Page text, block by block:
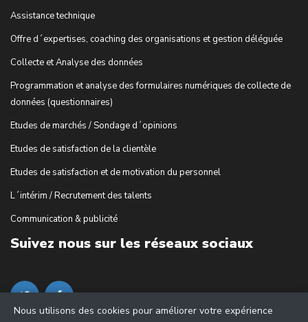
Assistance technique
Offre d´expertises, coaching des organisations et gestion déléguée
Collecte et Analyse des données
Programmation et analyse des formulaires numériques de collecte de
données (questionnaires)
Etudes de marchés / Sondage d´opinions
Etudes de satisfaction de la clientèle
Etudes de satisfaction et de motivation du personnel
L´intérim / Recrutement des talents
Communication & publicité
Suivez nous sur les réseaux sociaux
Nous utilisons des cookies pour améliorer votre expérience